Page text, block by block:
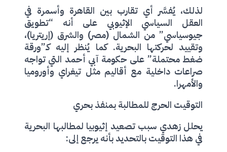
لذلك، يُفسَّر أي تقارب بين القاهرة وأسمرة في
العقل السياسي الإثيوبي على أنه “تطويق
جيوسياسي” من الشمال (مصر) والشرق (إريتريا)،
وتقييد لحركتها البحرية. كما يُنظر إليه كـ”ورقة
ضغط محتملة” على حكومة آبي أحمد التي تواجه
صراعات داخلية مع أقاليم مثل تيغراي وأوروميا
والأمهرا.
التوقيت الحرج للمطالبة بمنفذ بحري
يحلل زهدي سبب تصعيد إثيوبيا لمطالبها البحرية
في هذا التوقيت بالتحديد بأنه يرجع إلى: